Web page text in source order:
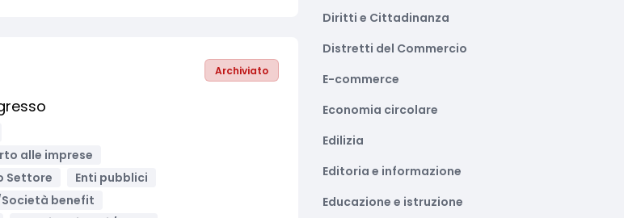
Archiviato
alle imprese
Settore
Enti pubblici
benefit
Diritti e Cittadinanza
Distretti del Commercio
E-commerce
Economia circolare
Edilizia
Editoria e informazione
Educazione e istruzione